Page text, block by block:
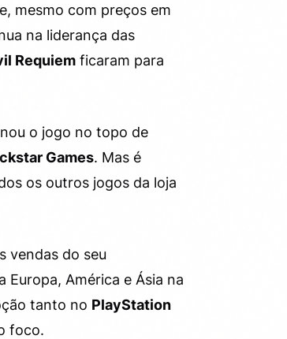
mesmo com preços em
na liderança das
Requiem ficaram para
o jogo no topo de
Games. Mas é
os outros jogos da loja
vendas do seu
Europa, América e Ásia na
tanto no PlayStation
foco.